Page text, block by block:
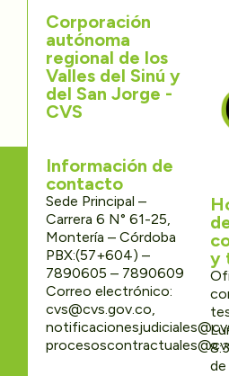
Trámites y Servicios
Contáctenos
Corporación
autónoma
regional de los
Valles del Sinú y
del San Jorge -
CVS
Información de
contacto
Sede Principal –
Carrera 6 N° 61-25,
Montería – Córdoba
PBX:(57+604) –
7890605 – 7890609
Correo electrónico:
cvs@cvs.gov.co,
y
de